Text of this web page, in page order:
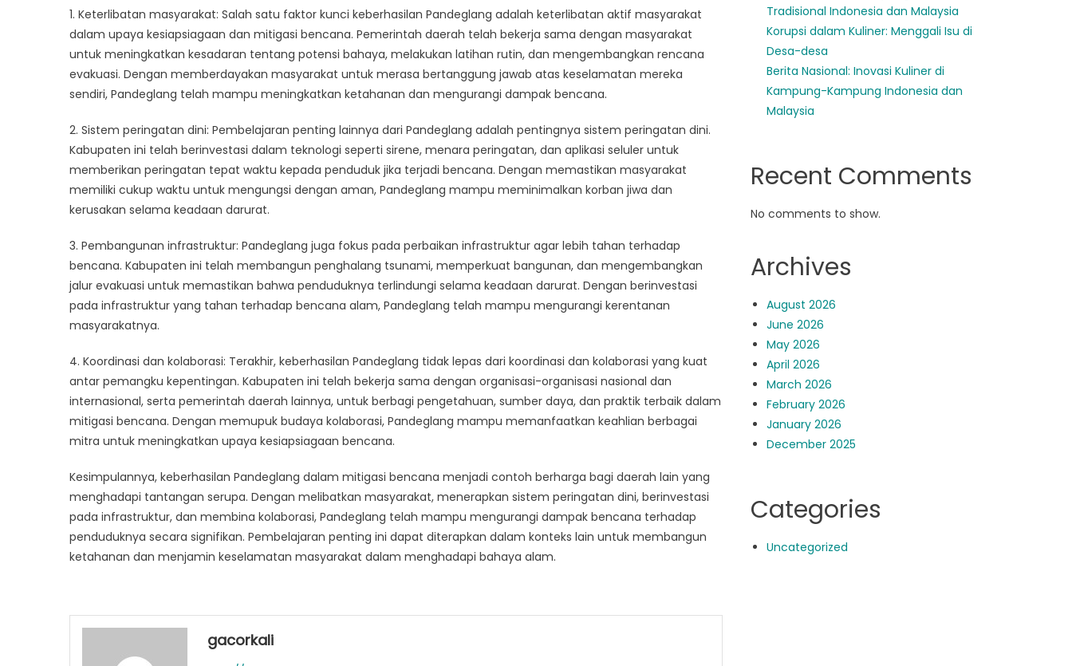
1. Keterlibatan masyarakat: Salah satu faktor kunci keberhasilan Pandeglang adalah keterlibatan aktif masyarakat
dalam upaya kesiapsiagaan dan mitigasi bencana. Pemerintah daerah telah bekerja sama dengan masyarakat
untuk meningkatkan kesadaran tentang potensi bahaya, melakukan latihan rutin, dan mengembangkan rencana
evakuasi. Dengan memberdayakan masyarakat untuk merasa bertanggung jawab atas keselamatan mereka
sendiri, Pandeglang telah mampu meningkatkan ketahanan dan mengurangi dampak bencana.
2. Sistem peringatan dini: Pembelajaran penting lainnya dari Pandeglang adalah pentingnya sistem peringatan dini.
Kabupaten ini telah berinvestasi dalam teknologi seperti sirene, menara peringatan, dan aplikasi seluler untuk
memberikan peringatan tepat waktu kepada penduduk jika terjadi bencana. Dengan memastikan masyarakat
memiliki cukup waktu untuk mengungsi dengan aman, Pandeglang mampu meminimalkan korban jiwa dan
kerusakan selama keadaan darurat.
3. Pembangunan infrastruktur: Pandeglang juga fokus pada perbaikan infrastruktur agar lebih tahan terhadap
bencana. Kabupaten ini telah membangun penghalang tsunami, memperkuat bangunan, dan mengembangkan
jalur evakuasi untuk memastikan bahwa penduduknya terlindungi selama keadaan darurat. Dengan berinvestasi
pada infrastruktur yang tahan terhadap bencana alam, Pandeglang telah mampu mengurangi kerentanan
masyarakatnya.
4. Koordinasi dan kolaborasi: Terakhir, keberhasilan Pandeglang tidak lepas dari koordinasi dan kolaborasi yang kuat
antar pemangku kepentingan. Kabupaten ini telah bekerja sama dengan organisasi-organisasi nasional dan
internasional, serta pemerintah daerah lainnya, untuk berbagi pengetahuan, sumber daya, dan praktik terbaik dalam
mitigasi bencana. Dengan memupuk budaya kolaborasi, Pandeglang mampu memanfaatkan keahlian berbagai
mitra untuk meningkatkan upaya kesiapsiagaan bencana.
Kesimpulannya, keberhasilan Pandeglang dalam mitigasi bencana menjadi contoh berharga bagi daerah lain yang
menghadapi tantangan serupa. Dengan melibatkan masyarakat, menerapkan sistem peringatan dini, berinvestasi
pada infrastruktur, dan membina kolaborasi, Pandeglang telah mampu mengurangi dampak bencana terhadap
penduduknya secara signifikan. Pembelajaran penting ini dapat diterapkan dalam konteks lain untuk membangun
ketahanan dan menjamin keselamatan masyarakat dalam menghadapi bahaya alam.
gacorkali
Tradisional Indonesia dan Malaysia
Korupsi dalam Kuliner: Menggali Isu di
Desa-desa
Berita Nasional: Inovasi Kuliner di
Kampung-Kampung Indonesia dan
Malaysia
Recent Comments
No comments to show.
Archives
August 2026
June 2026
May 2026
April 2026
March 2026
February 2026
January 2026
December 2025
Categories
Uncategorized